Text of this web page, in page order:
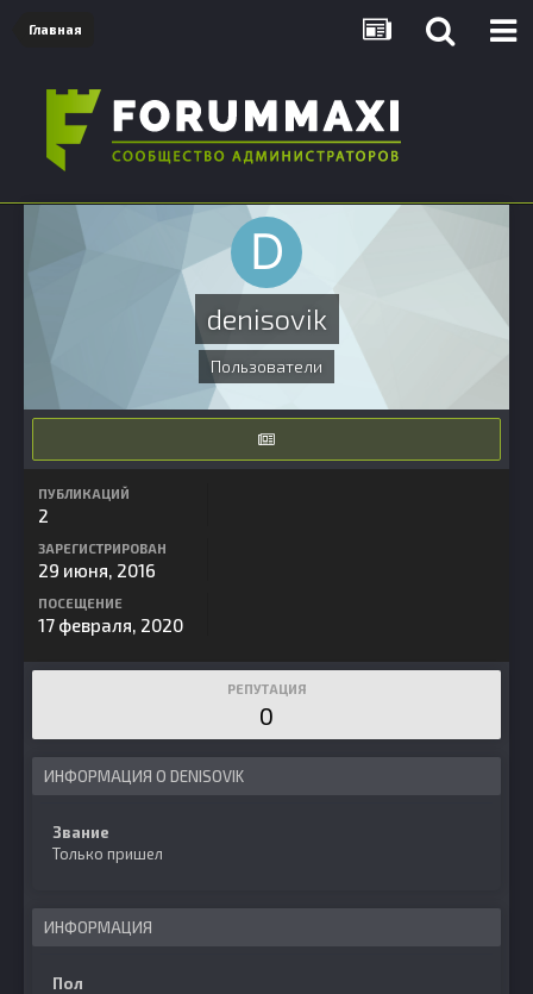
Главная
denisovik
Пользователи
ПУБЛИКАЦИЙ
2
ЗАРЕГИСТРИРОВАН
29 июня, 2016
ПОСЕЩЕНИЕ
17 февраля, 2020
РЕПУТАЦИЯ
0
ИНФОРМАЦИЯ О DENISOVIK
Звание
Только пришел
ИНФОРМАЦИЯ
Пол